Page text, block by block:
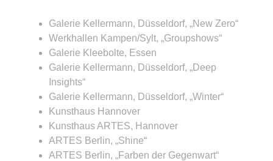
Galerie Kellermann, Düsseldorf, „New Zero“
Werkhallen Kampen/Sylt, „Groupshows“
Galerie Kleebolte, Essen
Galerie Kellermann, Düsseldorf, „Deep
Insights“
Galerie Kellermann, Düsseldorf, „Winter“
Kunsthaus Hannover
Kunsthaus ARTES, Hannover
ARTES Berlin, „Shine“
ARTES Berlin, „Farben der Gegenwart“